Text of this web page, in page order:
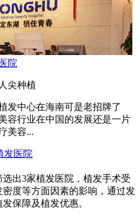
院
尖种植
发中心在海南可是老招牌了
容行业在中国的发展还是一片
美容...
发医院
出3家植发医院，植发手术受
度等方面因素的影响，通过发
保障及植发优惠。